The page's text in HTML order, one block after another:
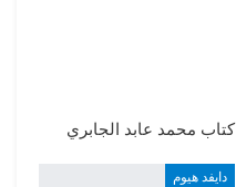
كتاب محمد عابد الجابري
دايفد هيوم